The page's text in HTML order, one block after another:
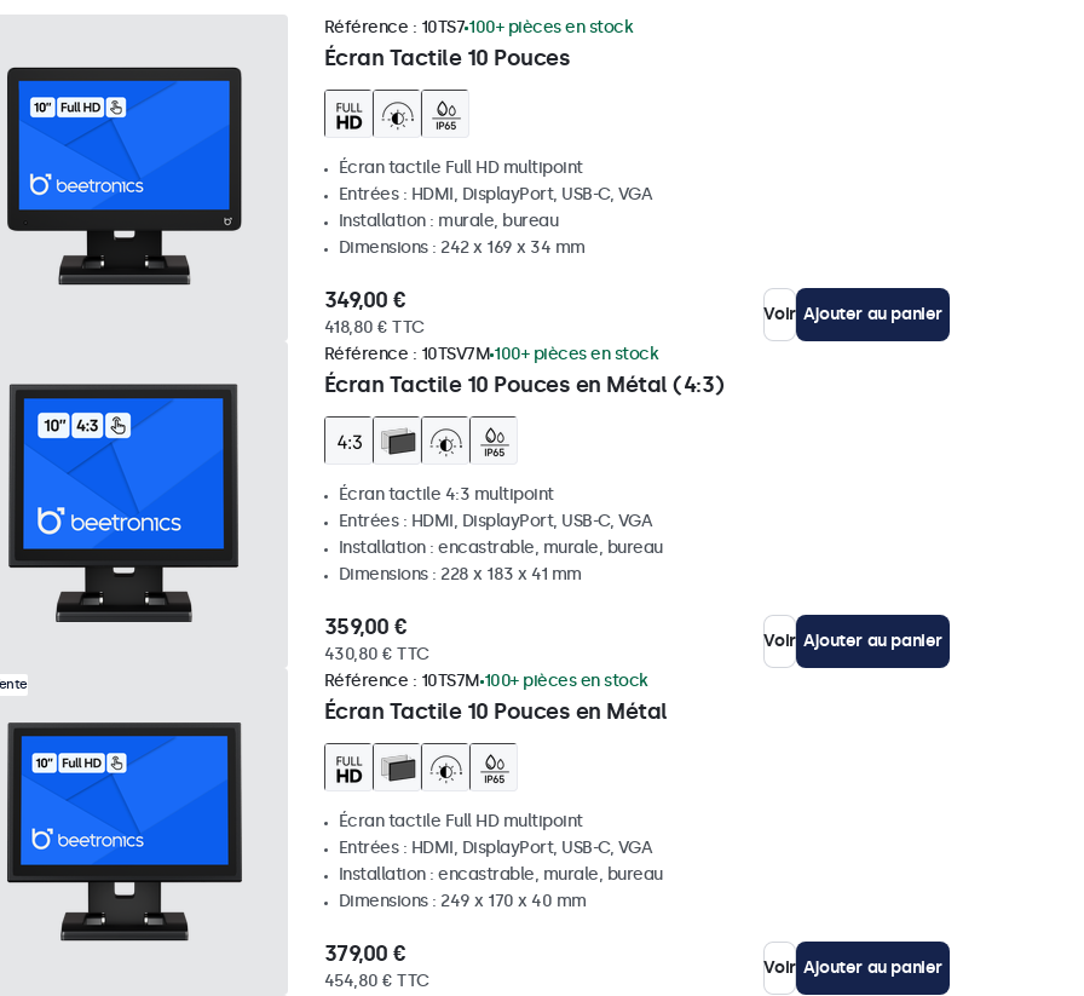
Écran Tactile 10 Pouces
Référence : 10TS7 100+ pièces en stock
Écran tactile Full HD multipoint
Entrées : HDMI, DisplayPort, USB-C, VGA
Installation : murale, bureau
Dimensions : 242 x 169 x 34 mm
349,00 €
418,80 € TTC
Voir Ajouter au panier
Écran Tactile 10 Pouces en Métal (4:3)
Référence : 10TSV7M 100+ pièces en stock
Écran tactile 4:3 multipoint
Entrées : HDMI, DisplayPort, USB-C, VGA
Installation : encastrable, murale, bureau
Dimensions : 228 x 183 x 41 mm
359,00 €
430,80 € TTC
Voir Ajouter au panier
Écran Tactile 10 Pouces en Métal
Référence : 10TS7M 100+ pièces en stock
Écran tactile Full HD multipoint
Entrées : HDMI, DisplayPort, USB-C, VGA
Installation : encastrable, murale, bureau
Dimensions : 249 x 170 x 40 mm
379,00 €
454,80 € TTC
Voir Ajouter au panier